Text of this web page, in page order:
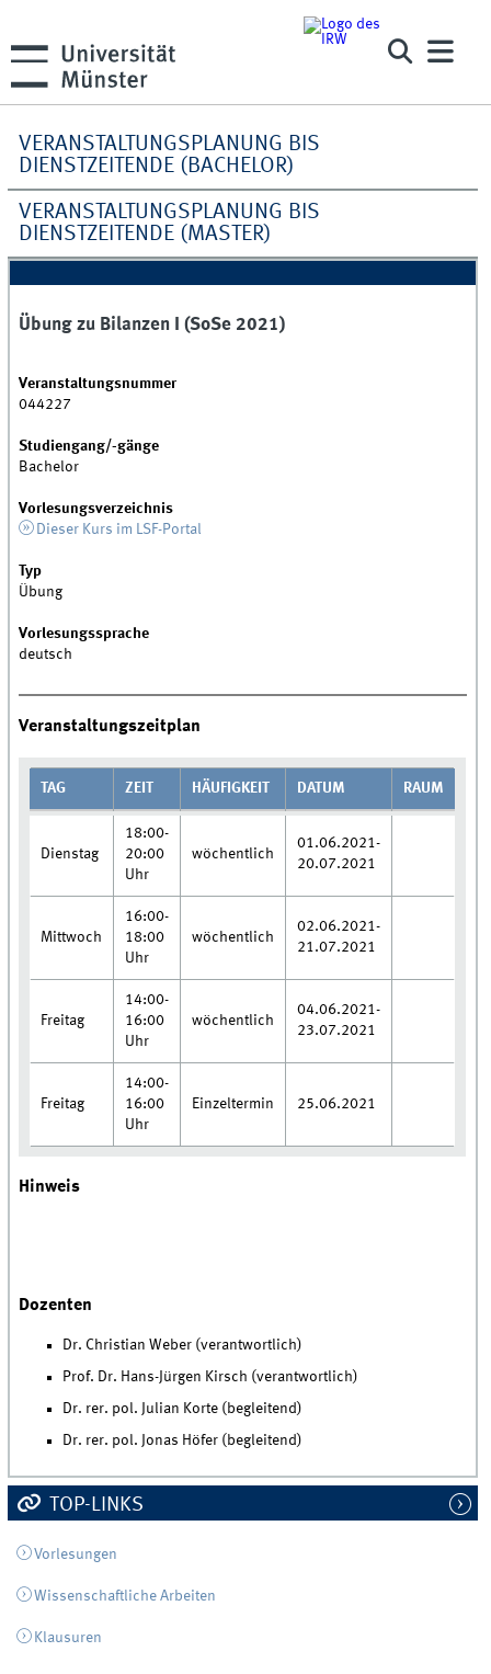
VERANSTALTUNGSPLANUNG BIS
DIENSTZEITENDE (BACHELOR)
VERANSTALTUNGSPLANUNG BIS
DIENSTZEITENDE (MASTER)
Übung zu Bilanzen I (SoSe 2021)
Veranstaltungsnummer
044227
Studiengang/-gänge
Bachelor
Vorlesungsverzeichnis
Dieser Kurs im LSF-Portal
Typ
Übung
Vorlesungssprache
deutsch
Veranstaltungszeitplan
TAG ZEIT HÄUFIGKEIT DATUM RAUM
Dienstag
18:00-
20:00
Uhr
wöchentlich
01.06.2021-
20.07.2021
Mittwoch
16:00-
18:00
Uhr
wöchentlich
02.06.2021-
21.07.2021
Freitag
14:00-
16:00
Uhr
wöchentlich
04.06.2021-
23.07.2021
Freitag
14:00-
16:00
Uhr
Einzeltermin 25.06.2021
Hinweis
Dozenten
Dr. Christian Weber (verantwortlich)
Prof. Dr. Hans-Jürgen Kirsch (verantwortlich)
Dr. rer. pol. Julian Korte (begleitend)
Dr. rer. pol. Jonas Höfer (begleitend)
TOP-LINKS
Vorlesungen
Wissenschaftliche Arbeiten
Klausuren